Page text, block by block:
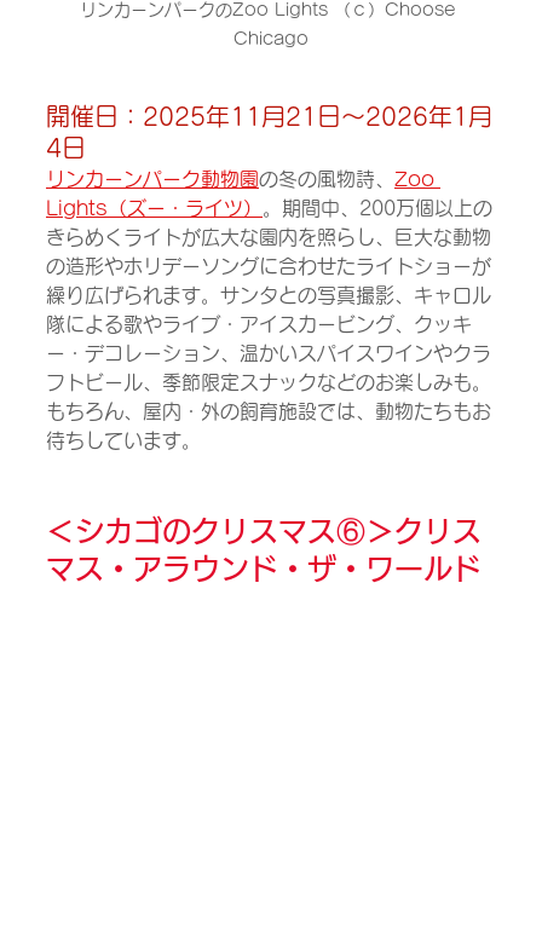
リンカーンパークのZoo Lights （ｃ）Choose
Chicago
開催日：2025年11月21日～2026年1月
4日
リンカーンパーク動物園の冬の風物詩、 Zoo
Lights（ズー・ライツ）
。期間中、200万個以上の
きらめくライトが広大な園内を照らし、巨大な動物
の造形やホリデーソングに合わせたライトショーが
繰り広げられます。サンタとの写真撮影、キャロル
隊による歌やライブ・アイスカービング、クッキ
ー・デコレーション、温かいスパイスワインやクラ
フトビール、季節限定スナックなどのお楽しみも。
もちろん、屋内・外の飼育施設では、動物たちもお
待ちしています。
＜シカゴのクリスマス⑥＞クリス
マス・アラウンド・ザ・ワールド